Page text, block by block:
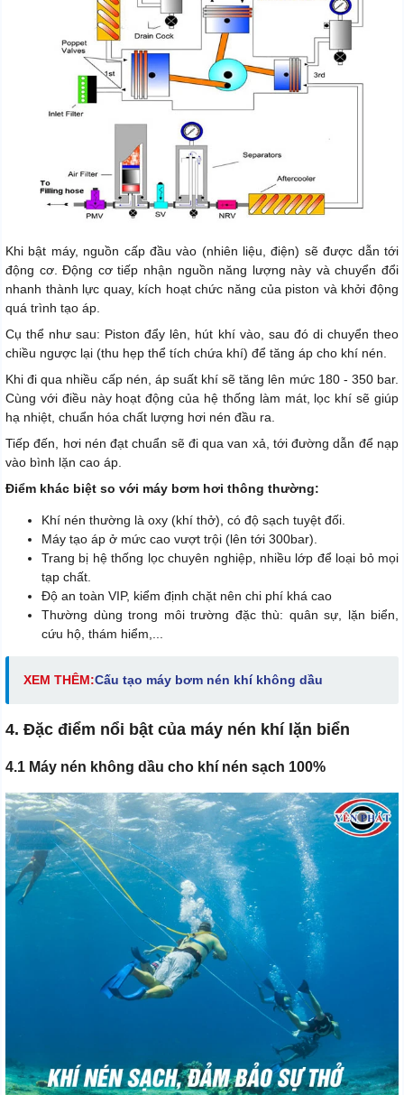
Khi bật máy, nguồn cấp đầu vào (nhiên liệu, điện) sẽ được dẫn tới
động cơ. Động cơ tiếp nhận nguồn năng lượng này và chuyển đổi
nhanh thành lực quay, kích hoạt chức năng của piston và khởi động
quá trình tạo áp.
Cụ thể như sau: Piston đẩy lên, hút khí vào, sau đó di chuyển theo
chiều ngược lại (thu hẹp thể tích chứa khí) để tăng áp cho khí nén.
Khi đi qua nhiều cấp nén, áp suất khí sẽ tăng lên mức 180 - 350 bar.
Cùng với điều này hoạt động của hệ thống làm mát, lọc khí sẽ giúp
hạ nhiệt, chuẩn hóa chất lượng hơi nén đầu ra.
Tiếp đến, hơi nén đạt chuẩn sẽ đi qua van xả, tới đường dẫn để nạp
vào bình lặn cao áp.
Điểm khác biệt so với máy bơm hơi thông thường:
Khí nén thường là oxy (khí thở), có độ sạch tuyệt đối.
Máy tạo áp ở mức cao vượt trội (lên tới 300bar).
Trang bị hệ thống lọc chuyên nghiệp, nhiều lớp để loại bỏ mọi
tạp chất.
Độ an toàn VIP, kiểm định chặt nên chi phí khá cao
Thường dùng trong môi trường đặc thù: quân sự, lặn biển,
cứu hộ, thám hiểm,...
XEM THÊM:Cấu tạo máy bơm nén khí không dầu
4. Đặc điểm nổi bật của máy nén khí lặn biển
4.1 Máy nén không dầu cho khí nén sạch 100%